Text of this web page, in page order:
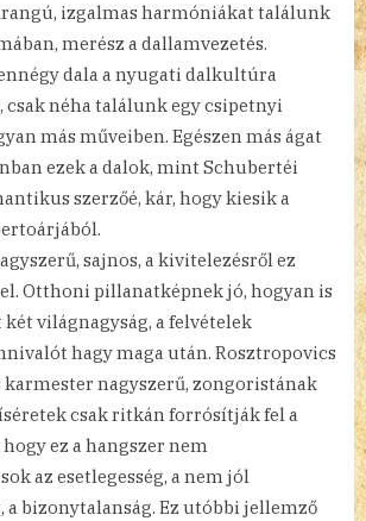
izgalmas harmóniákat találunk
merész a dallamvezetés.
dala a nyugati dalkultúra
csak néha találunk egy csipetnyi
más műveiben. Egészen más ágat
ezek a dalok, mint Schubertéi
szerzőé, kár, hogy kiesik a
sajnos, a kivitelezésről ez
Otthoni pillanatképnek jó, hogyan is
világnagyság, a felvételek
hagy maga után. Rosztropovics
nagyszerű, zongoristának
csak ritkán forrósítják fel a
ez a hangszer nem
az esetlegesség, a nem jól
a bizonytalanság. Ez utóbbi jellemző